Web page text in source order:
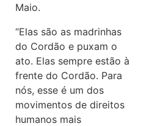
Maio.
“Elas são as madrinhas
do Cordão e puxam o
ato. Elas sempre estão à
frente do Cordão. Para
nós, esse é um dos
movimentos de direitos
humanos mais